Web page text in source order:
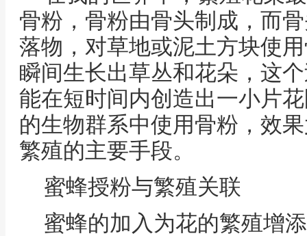
骨粉，骨粉由骨头制成，而
落物，对草地或泥土方块使
瞬间生长出草丛和花朵，这
能在短时间内创造出一小片
的生物群系中使用骨粉，效
繁殖的主要手段。
蜜蜂授粉与繁殖关联
蜜蜂的加入为花的繁殖增